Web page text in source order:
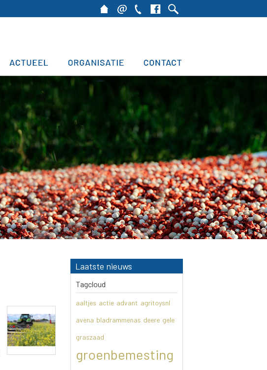
Laatste nieuws
Tagcloud
aaltjes actie advant agritoysnl
avena bladrammenas deere gele
graszaad
groenbemesting